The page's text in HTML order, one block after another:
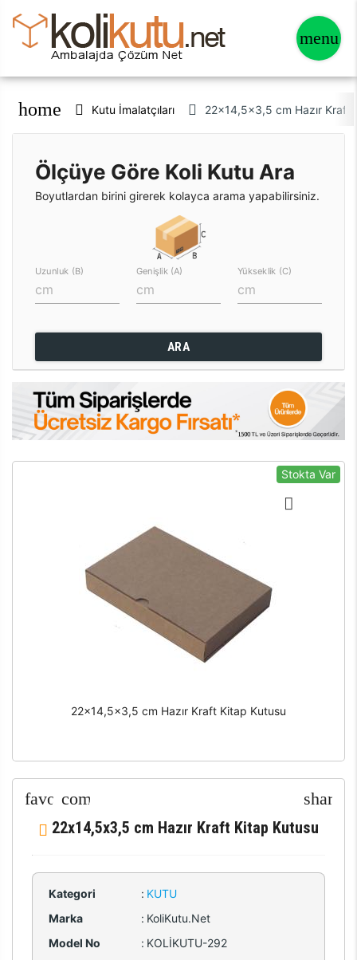
home Kutu İmalatçıları 22x14,5x3,5 cm Hazır Kraft
Ölçüye Göre Koli Kutu Ara
Boyutlardan birini girerek kolayca arama yapabilirsiniz.
Uzunluk (B) Genişlik (A) Yükseklik (C)
ARA
Stokta Var
22x14,5x3,5 cm Hazır Kraft Kitap Kutusu
22x14,5x3,5 cm Hazır Kraft Kitap Kutusu
Kategori : KUTU
Marka
: KoliKutu.Net
Model No
: KOLİKUTU-292